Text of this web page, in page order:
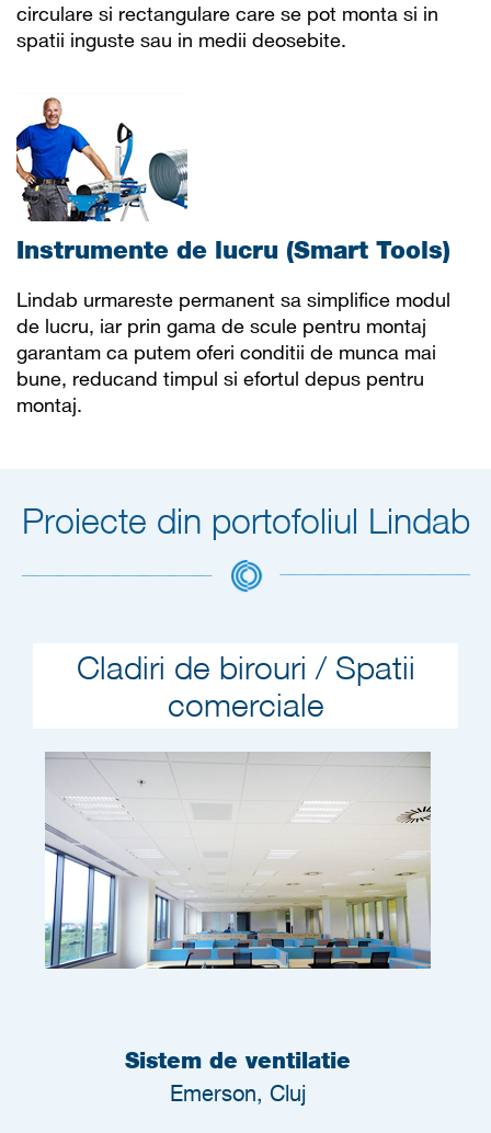
circulare si rectangulare care se pot monta si in
spatii inguste sau in medii deosebite.
Instrumente de lucru (Smart Tools)
Lindab urmareste permanent sa simplifice modul
de lucru, iar prin gama de scule pentru montaj
garantam ca putem oferi conditii de munca mai
bune, reducand timpul si efortul depus pentru
montaj.
Proiecte din portofoliul Lindab
Cladiri de birouri / Spatii
comerciale
Sistem de ventilatie
Emerson, Cluj